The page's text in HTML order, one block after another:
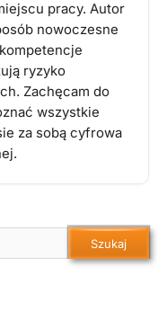
pracy. Autor
nowoczesne
ryzyko
Zachęcam do
wszystkie
za sobą cyfrowa
Szukaj